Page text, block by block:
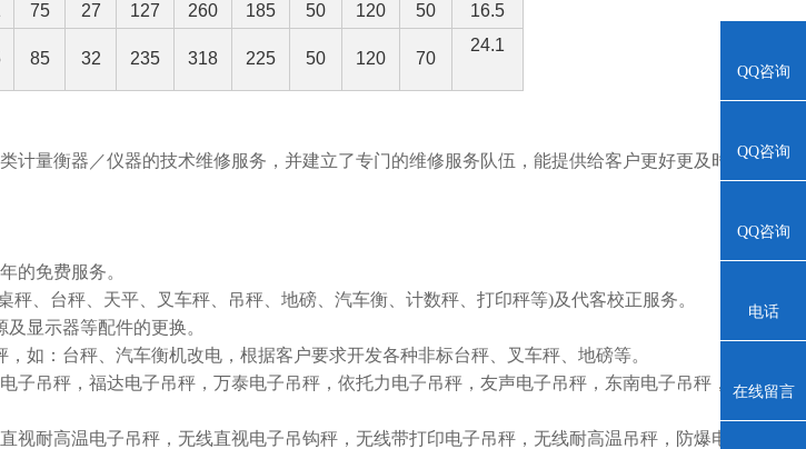
75 27 127 260 185 50 120 50 16.5
85 32 235 318 225 50 120 70
24.1
计量衡器／仪器的技术维修服务，并建立了专门的维修服务队伍，能提供给客户更好更及时
的免费服务。
秤、台秤、天平、叉车秤、吊秤、地磅、汽车衡、计数秤、打印秤等)及代客校正服务。
显示器等配件的更换。
如：台秤、汽车衡机改电，根据客户要求开发各种非标台秤、叉车秤、地磅等。
子吊秤，福达电子吊秤，万泰电子吊秤，依托力电子吊秤，友声电子吊秤，东南电子吊秤，
视耐高温电子吊秤，无线直视电子吊钩秤，无线带打印电子吊秤，无线耐高温吊秤，防爆电
QQ咨询
QQ咨询
QQ咨询
电话
在线留言